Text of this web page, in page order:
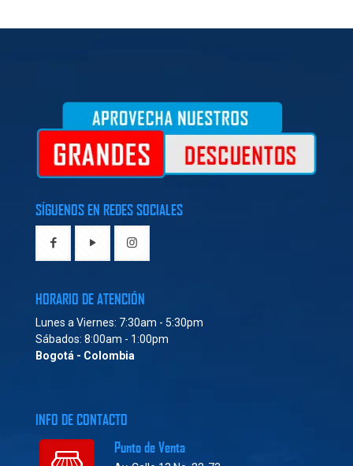
SÍGUENOS EN REDES SOCIALES
HORARIO DE ATENCIÓN
Lunes a Viernes: 7:30am - 5:30pm
Sábados: 8:00am - 1:00pm
Bogotá - Colombia
INFO DE CONTACTO
Punto de Venta